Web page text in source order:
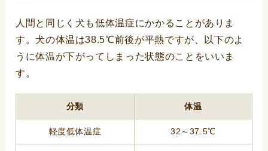
人間と同じく犬も低体温症にかかることがありま
す。犬の体温は38.5℃前後が平熱ですが、以下のよ
うに体温が下がってしまった状態のことをいいま
す。
分類 体温
軽度低体温症 32～37.5℃